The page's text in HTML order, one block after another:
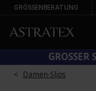
GRÖSSENBERATUNG
SUN20 = EXTRA
Damen-Slips